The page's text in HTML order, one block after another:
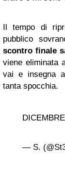
Il tempo di
pubblico
scontro finale
viene eliminata
vai e insegna
tanta spocchia.
— S.